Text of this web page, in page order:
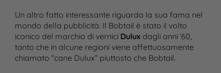
Un altro fatto interessante riguarda la sua fama nel
mondo della pubblicità. Il Bobtail è stato il volto
iconico del marchio di vernici Duluxdagli anni ’60,
tanto che in alcune regioni viene affettuosamente
chiamato “cane Dulux” piuttosto che Bobtail​.